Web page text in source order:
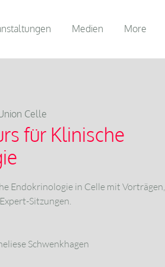
Medien More
Celle
für Klinische
Endokrinologie in Celle mit Vorträgen,
Sitzungen.
Schwenkhagen